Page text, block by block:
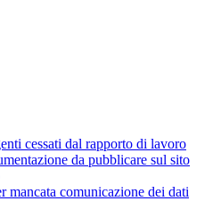
cessati dal rapporto di lavoro
da pubblicare sul sito
mancata comunicazione dei dati